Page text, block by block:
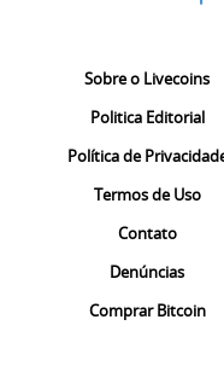
Sobre o Livecoins
Politica Editorial
Política de
Termos de Uso
Contato
Denúncias
Comprar Bitcoin